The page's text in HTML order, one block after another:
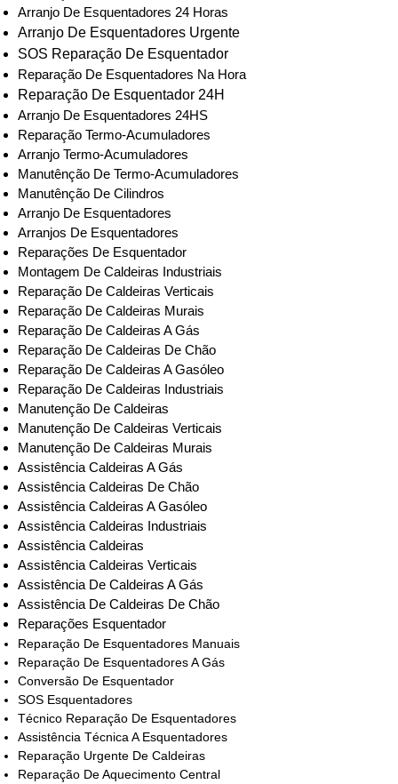
Arranjo De Esquentadores 24 Horas
Arranjo De Esquentadores Urgente
SOS Reparação De Esquentador
Reparação De Esquentadores Na Hora
Reparação De Esquentador 24H
Arranjo De Esquentadores 24HS
Reparação Termo-Acumuladores
Arranjo Termo-Acumuladores
Manutênção De Termo-Acumuladores
Manutênção De Cilindros
Arranjo De Esquentadores
Arranjos De Esquentadores
Reparações De Esquentador
Montagem De Caldeiras Industriais
Reparação De Caldeiras Verticais
Reparação De Caldeiras Murais
Reparação De Caldeiras A Gás
Reparação De Caldeiras De Chão
Reparação De Caldeiras A Gasóleo
Reparação De Caldeiras Industriais
Manutenção De Caldeiras
Manutenção De Caldeiras Verticais
Manutenção De Caldeiras Murais
Assistência Caldeiras A Gás
Assistência Caldeiras De Chão
Assistência Caldeiras A Gasóleo
Assistência Caldeiras Industriais
Assistência Caldeiras
Assistência Caldeiras Verticais
Assistência De Caldeiras A Gás
Assistência De Caldeiras De Chão
Reparações Esquentador
Reparação De Esquentadores Manuais
Reparação De Esquentadores A Gás
Conversão De Esquentador
SOS Esquentadores
Técnico Reparação De Esquentadores
Assistência Técnica A Esquentadores
Reparação Urgente De Caldeiras
Reparação De Aquecimento Central